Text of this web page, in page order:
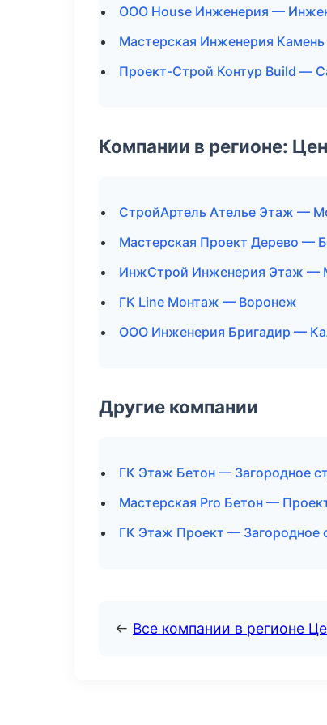
ООО House Инженерия —
Мастерская Инженерия
Проект-Строй Контур Build —
Компании в регионе:
СтройАртель Ателье Этаж —
Мастерская Проект Дерево —
ИнжСтрой Инженерия Этаж —
ГК Line Монтаж — Воронеж
ООО Инженерия Бригадир —
Другие компании
ГК Этаж Бетон — Загородное
Мастерская Pro Бетон —
ГК Этаж Проект — Загородное
← Все компании в регионе